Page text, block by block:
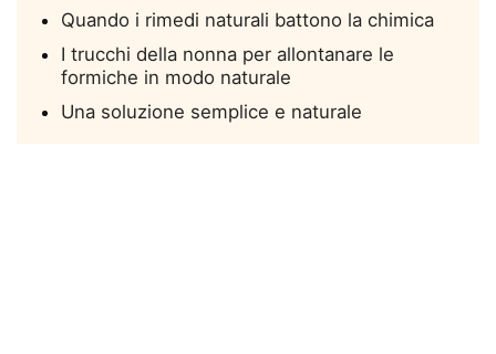
Quando i rimedi naturali battono la chimica
I trucchi della nonna per allontanare le
formiche in modo naturale
Una soluzione semplice e naturale